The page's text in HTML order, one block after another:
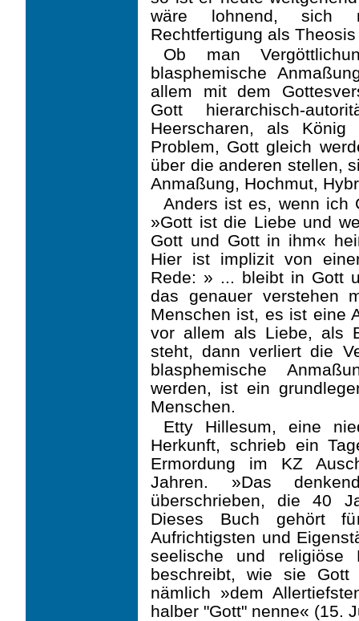
wäre lohnend, sich
Rechtfertigung als
Ob man
blasphemische
allem mit dem
Gott hierarchisch-
Heerscharen, als
Problem, Gott gleich
über die anderen stellen,
Anmaßung, Hochmut,
Anders ist es, wenn ich
»Gott ist die Liebe und
Gott und Gott in ihm«
Hier ist implizit von
Rede: » ... bleibt in Gott
das genauer verstehen
Menschen ist, es ist eine
vor allem als Liebe, als
steht, dann verliert die
blasphemische
werden, ist ein
Menschen.
Etty Hillesum, eine
Herkunft, schrieb ein
Ermordung im KZ
Jahren. »Das
überschrieben, die 40
Dieses Buch gehört
Aufrichtigsten und
seelische und religiöse
beschreibt, wie sie Gott
nämlich »dem
halber "Gott" nenne« (15.